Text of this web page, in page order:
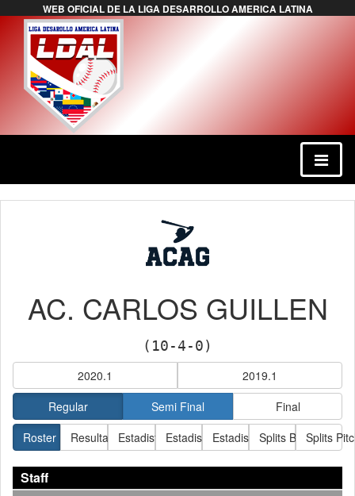
WEB OFICIAL DE LA LIGA DESARROLLO AMERICA LATINA
AC. CARLOS GUILLEN
(10-4-0)
2020.1
2019.1
Regular
Semi Final
Final
Roster
ResultadosEstadisticas BateoEstadisticas Pitcheo
Estadisticas Fildeo
Splits BateoSplits
Staff